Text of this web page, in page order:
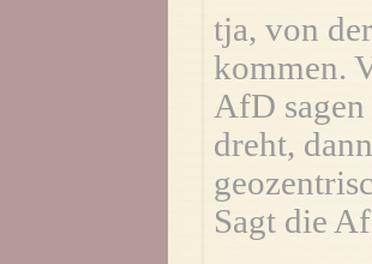
tja, von
kommen.
AfD
dreht,
Sagt die